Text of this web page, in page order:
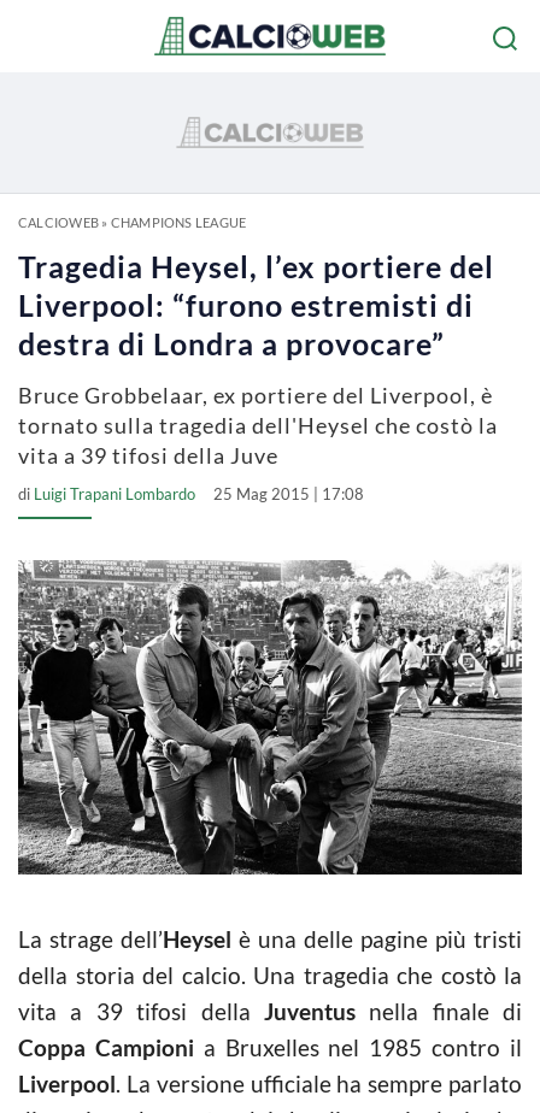
CALCIOWEB» CHAMPIONS LEAGUE
Tragedia Heysel, l’ex portiere del
Liverpool: “furono estremisti di
destra di Londra a provocare”
Bruce Grobbelaar, ex portiere del Liverpool, è
tornato sulla tragedia dell'Heysel che costò la
vita a 39 tifosi della Juve
di Luigi Trapani Lombardo 25 Mag 2015 | 17:08
La strage dell’Heysel è una delle pagine più tristi
della storia del calcio. Una tragedia che costò la
vita a 39 tifosi della Juventusnella finale di
Coppa Campioni a Bruxelles nel 1985 contro il
Liverpool. La versione ufficiale ha sempre parlato